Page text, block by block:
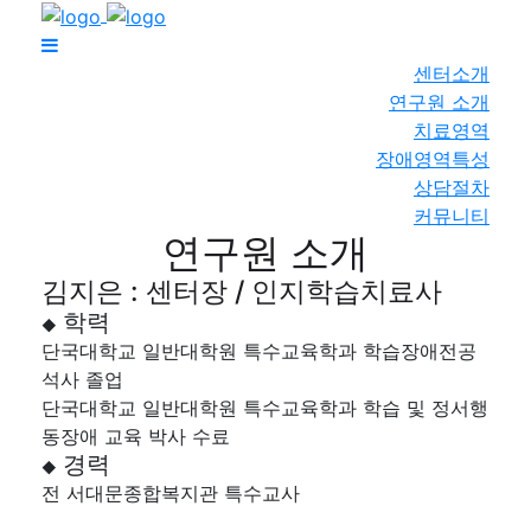
센터소개
연구원 소개
치료영역
장애영역특성
상담절차
커뮤니티
연구원 소개
김지은 : 센터장 / 인지학습치료사
◆ 학력
단국대학교 일반대학원 특수교육학과 학습장애전공
석사 졸업
단국대학교 일반대학원 특수교육학과 학습 및 정서행
동장애 교육 박사 수료
◆ 경력
전 서대문종합복지관 특수교사